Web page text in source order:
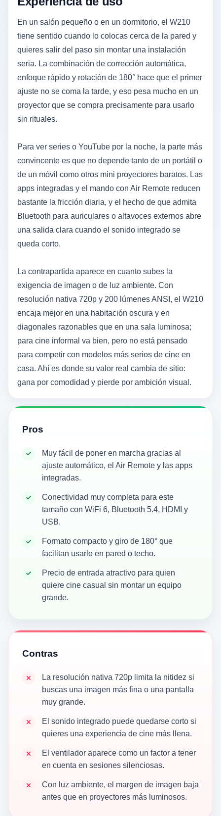
En un salón pequeño o en un dormitorio, el W210
tiene sentido cuando lo colocas cerca de la pared y
quieres salir del paso sin montar una instalación
seria. La combinación de corrección automática,
enfoque rápido y rotación de 180° hace que el primer
ajuste no se coma la tarde, y eso pesa mucho en un
proyector que se compra precisamente para usarlo
sin rituales.
Para ver series o YouTube por la noche, la parte más
convincente es que no depende tanto de un portátil o
de un móvil como otros mini proyectores baratos. Las
apps integradas y el mando con Air Remote reducen
bastante la fricción diaria, y el hecho de que admita
Bluetooth para auriculares o altavoces externos abre
una salida clara cuando el sonido integrado se
queda corto.
La contrapartida aparece en cuanto subes la
exigencia de imagen o de luz ambiente. Con
resolución nativa 720p y 200 lúmenes ANSI, el W210
encaja mejor en una habitación oscura y en
diagonales razonables que en una sala luminosa;
para cine informal va bien, pero no está pensado
para competir con modelos más serios de cine en
casa. Ahí es donde su valor real cambia de sitio:
gana por comodidad y pierde por ambición visual.
Pros
Muy fácil de poner en marcha gracias al
ajuste automático, el Air Remote y las apps
integradas.
Conectividad muy completa para este
tamaño con WiFi 6, Bluetooth 5.4, HDMI y
USB.
Formato compacto y giro de 180° que
facilitan usarlo en pared o techo.
Precio de entrada atractivo para quien
quiere cine casual sin montar un equipo
grande.
Contras
La resolución nativa 720p limita la nitidez si
buscas una imagen más fina o una pantalla
muy grande.
El sonido integrado puede quedarse corto si
quieres una experiencia de cine más llena.
El ventilador aparece como un factor a tener
en cuenta en sesiones silenciosas.
Con luz ambiente, el margen de imagen baja
antes que en proyectores más luminosos.